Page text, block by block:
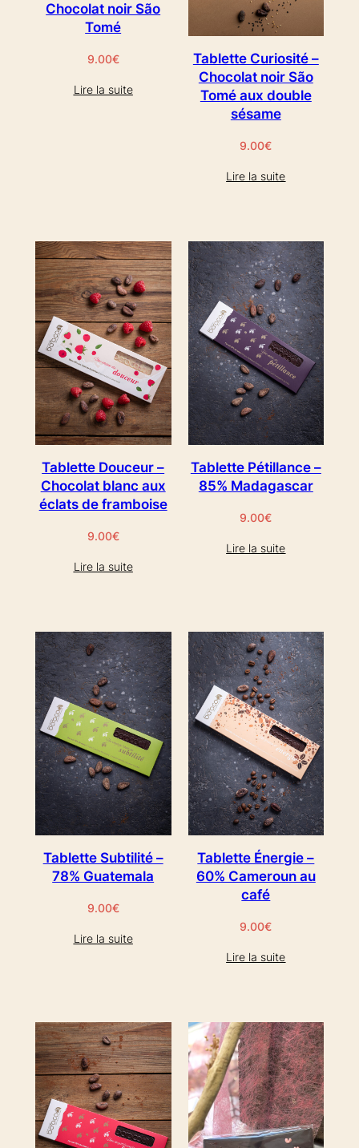
Chocolat noir São
Tomé
9.00€
Lire la suite
Tablette Curiosité –
Chocolat noir São
Tomé aux double
sésame
9.00€
Lire la suite
Tablette Douceur –
Chocolat blanc aux
éclats de framboise
9.00€
Lire la suite
Tablette Pétillance –
85% Madagascar
9.00€
Lire la suite
Tablette Subtilité –
78% Guatemala
9.00€
Lire la suite
Tablette Énergie –
60% Cameroun au
café
9.00€
Lire la suite